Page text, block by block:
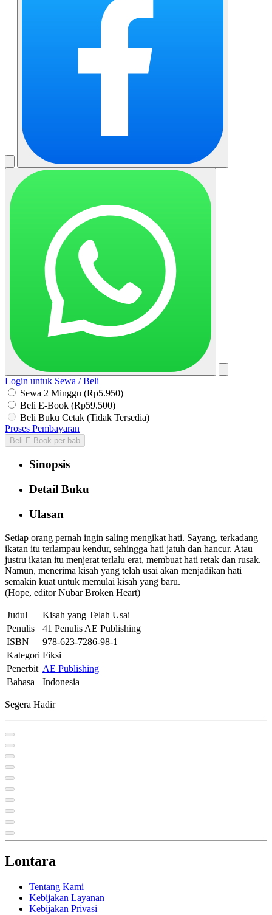
Login untuk Sewa / Beli
Sewa 2 Minggu (Rp5.950)
Beli E-Book (Rp59.500)
Beli Buku Cetak (Tidak Tersedia)
Proses Pembayaran
Beli E-Book per bab
Sinopsis
Detail Buku
Ulasan
Setiap orang pernah ingin saling mengikat hati. Sayang, terkadang
ikatan itu terlampau kendur, sehingga hati jatuh dan hancur. Atau
justru ikatan itu menjerat terlalu erat, membuat hati retak dan rusak.
Namun, menerima kisah yang telah usai akan menjadikan hati
semakin kuat untuk memulai kisah yang baru.
(Hope, editor Nubar Broken Heart)
Judul
Kisah yang Telah Usai
Penulis
41 Penulis AE Publishing
ISBN
978-623-7286-98-1
Kategori Fiksi
Penerbit AE Publishing
Bahasa
Indonesia
Segera Hadir
Lontara
Tentang Kami
Kebijakan Layanan
Kebijakan Privasi